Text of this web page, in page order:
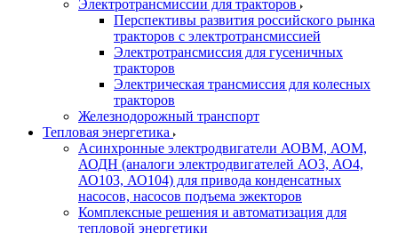
Электротрансмиссии для тракторов
Перспективы развития российского рынка
тракторов с электротрансмиссией
Электротрансмиссия для гусеничных
тракторов
Электрическая трансмиссия для колесных
тракторов
Железнодорожный транспорт
Тепловая энергетика
Асинхронные электродвигатели АОВМ, АОМ,
АОДН (аналоги электродвигателей АО3, АО4,
АО103, АО104) для привода конденсатных
насосов, насосов подъема эжекторов
Комплексные решения и автоматизация для
тепловой энергетики